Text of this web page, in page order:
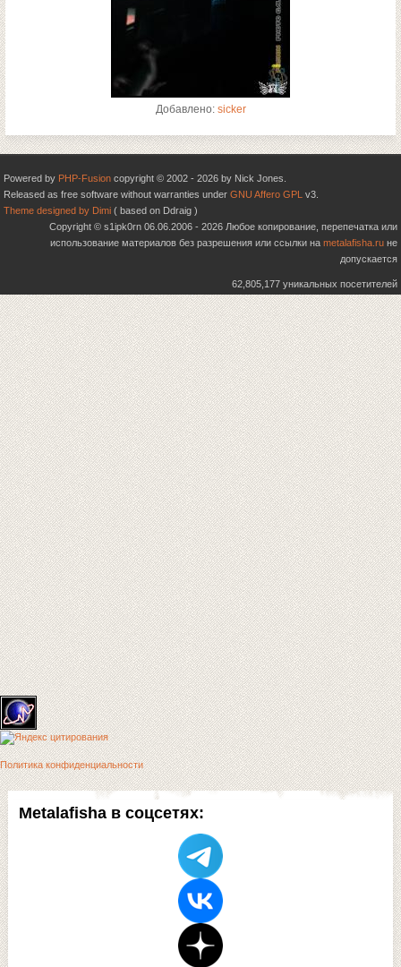
Metalafisha в соцсетях:
Добавлено: sicker
Powered by PHP-Fusion copyright © 2002 - 2026 by Nick Jones.
Released as free software without warranties under GNU Affero GPL v3.
Theme designed by Dimi ( based on Ddraig )
Copyright © s1ipk0rn 06.06.2006 - 2026 Любое копирование, перепечатка или
использование материалов без разрешения или ссылки на metalafisha.ru не
допускается
62,805,177 уникальных посетителей
Политика конфиденциальности